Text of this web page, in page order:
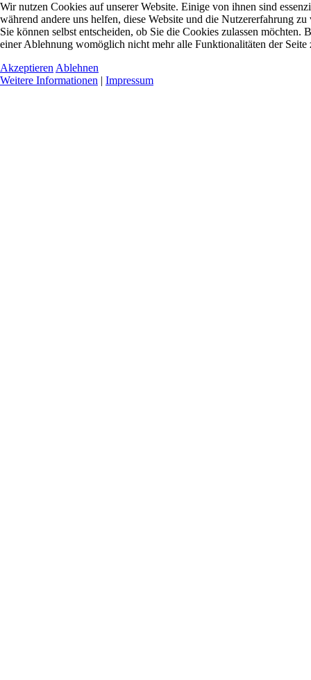
Wir nutzen Cookies auf unserer Website. Einige von ihnen sind
während andere uns helfen, diese Website und die Nutzererfahrung
Sie können selbst entscheiden, ob Sie die Cookies zulassen möchten.
einer Ablehnung womöglich nicht mehr alle Funktionalitäten der Seite
Akzeptieren Ablehnen
Weitere Informationen | Impressum